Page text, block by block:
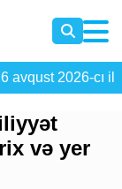
avqust 2026-cı il
və yer